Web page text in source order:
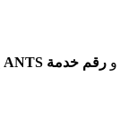
الخدمة الصوتية التفاعلية للـ ANTS و رقم خدمة